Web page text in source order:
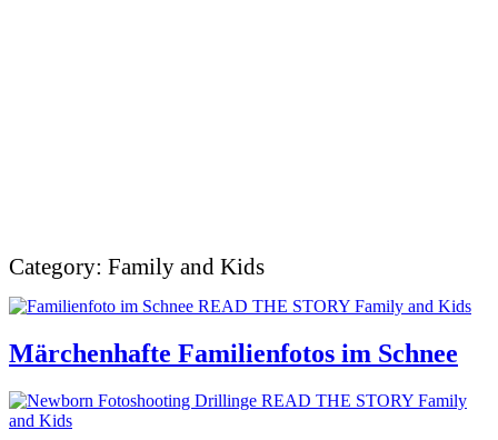
Category: Family and Kids
READ THE STORY Family and Kids
Märchenhafte Familienfotos im Schnee
READ THE STORY Family
and Kids